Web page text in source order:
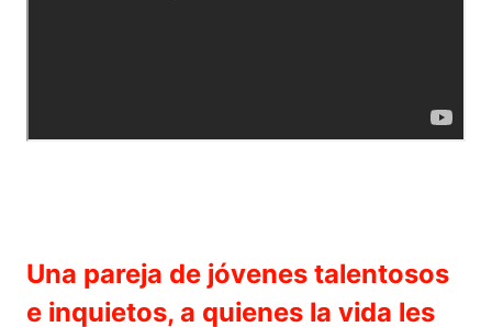
Una pareja de jóvenes talentosos
e inquietos, a quienes la vida les